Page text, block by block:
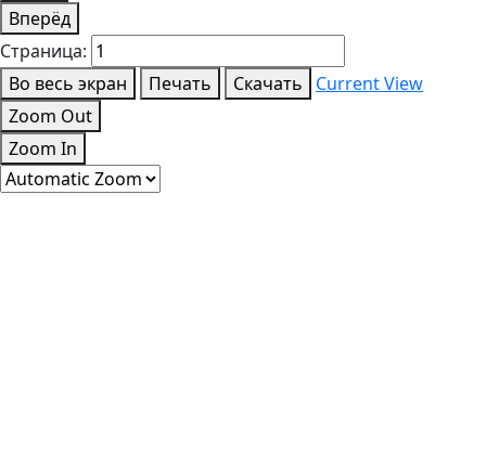
Вперёд
Страница:
Во весь экран
Печать Скачать
Current View
Zoom Out
Zoom In